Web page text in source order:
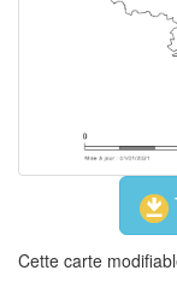
Cette carte